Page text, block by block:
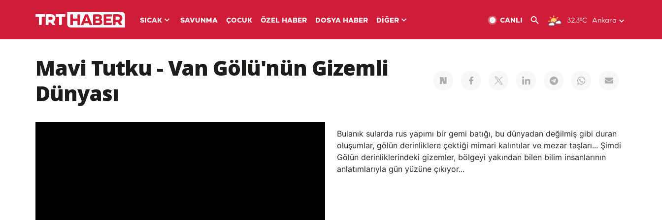
SICAK SAVUNMA ÇOCUK ÖZEL HABER DOSYA HABER DİĞER 32.3ºC Ankara
CANLI
Mavi Tutku - Van Gölü'nün Gizemli
Dünyası
Bulanık sularda rus yapımı bir gemi batığı, bu dünyadan değilmiş gibi duran
oluşumlar, gölün derinliklere çektiği mimari kalıntılar ve mezar taşları... Şimdi
Gölün derinliklerindeki gizemler, bölgeyi yakından bilen bilim insanlarının
anlatımlarıyla gün yüzüne çıkıyor...